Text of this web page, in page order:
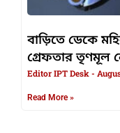
বাড়িতে ডেকে
গ্রেফতার তৃণমূল
Editor IPT Desk
Read More »